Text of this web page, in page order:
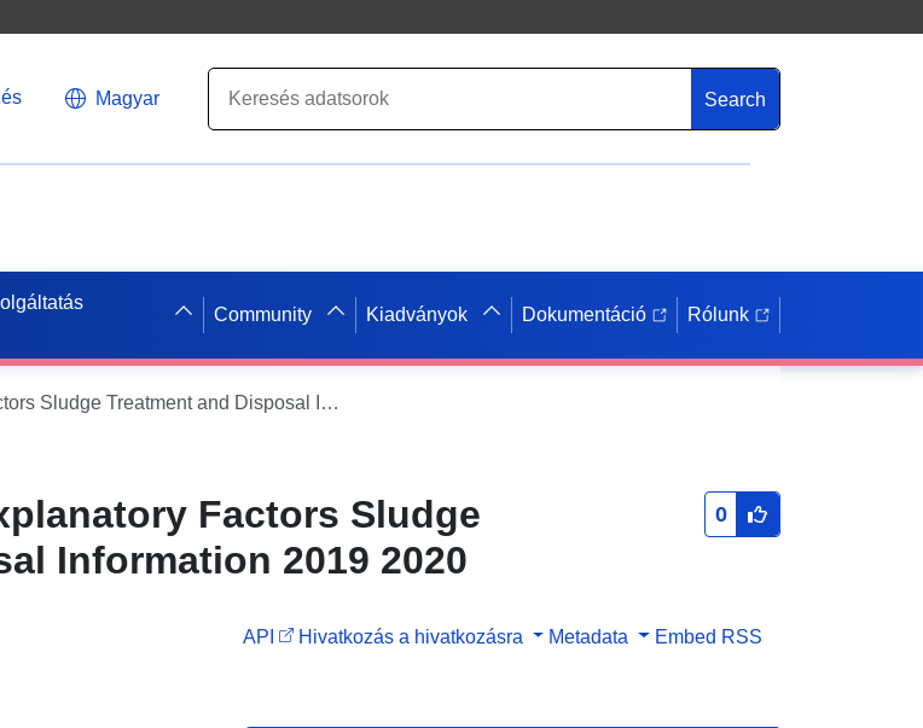
Magyar Search
Community Kiadványok Dokumentáció Rólunk
NI Water Sewerage Explanatory Factors Sludge Treatment and Disposal Information 2019 2020
Factors Sludge
Information 2019 2020
0
API Hivatkozás a hivatkozásra Metadata Embed RSS